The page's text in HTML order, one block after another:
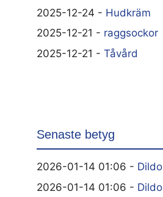
2025-12-24 - Hudkräm
2025-12-21 - raggsockor
2025-12-21 - Tåvård
Senaste betyg
2026-01-14 01:06 - Dildo
2026-01-14 01:06 - Dildo